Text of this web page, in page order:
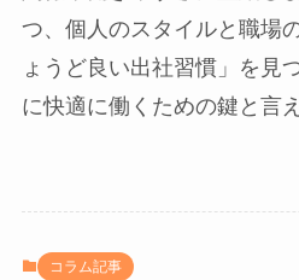
つ、個人のスタイルと職場
ょうど良い出社習慣」を見
に快適に働くための鍵と言
コラム記事